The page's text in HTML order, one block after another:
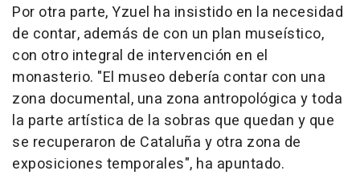
Por otra parte, Yzuel ha insistido en la necesidad
de contar, además de con un plan museístico,
con otro integral de intervención en el
monasterio. "El museo debería contar con una
zona documental, una zona antropológica y toda
la parte artística de la sobras que quedan y que
se recuperaron de Cataluña y otra zona de
exposiciones temporales", ha apuntado.